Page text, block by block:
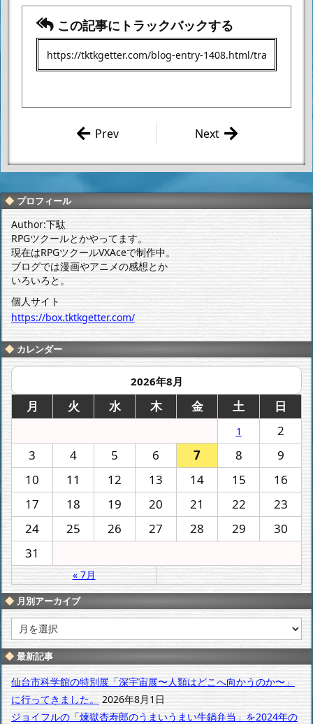
この記事にトラックバックする
口智裕 「ゲ
EVOLUTION
第27話」 感想
Next
ク×こもろ観光局」
ター泉」が届きまし
た。
Prev
プロフィール
Author:下駄
RPGツクールとかやってます。
現在はRPGツクールVXAceで制作中。
ブログでは漫画やアニメの感想とか
いろいろと。
個人サイト
https://box.tktkgetter.com/
カレンダー
2026年8月
月 火 水 木 金 土 日
1
2
3
4 5 6 7 8
9
10
11 12 13 14 15
16
17
18 19 20 21 22
23
24
25 26 27 28 29
30
31
« 7月
月別アーカイブ
別
ア
ー
カ
イ
ブ
最新記事
仙台市科学館の特別展「深宇宙展〜人類はどこへ向かうのか〜」
に行ってきました。
2026年8月1日
ジョイフルの「煉獄杏寿郎のうまいうまい牛鍋弁当」を2024年の